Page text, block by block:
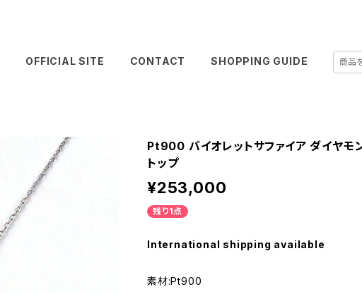
OFFICIAL SITE CONTACT SHOPPING GUIDE
Pt900 バイオレットサファイア ダイヤモ
トップ
¥253,000
残り1点
International shipping available
素材:Pt900